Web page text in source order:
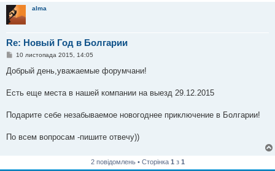
alma
Re: Новый Год в Болгарии
П
в
о
е
н
я
10 листопада 2015, 14:05
Добрый день,уважаемые форумчани!
Есть еще места в нашей компании на выезд 29.12.2015
Подарите себе незабываемое новогоднее приключение в Болгарии!
По всем вопросам -пишите отвечу))
2 повідомлень • Сторінка 1 з 1